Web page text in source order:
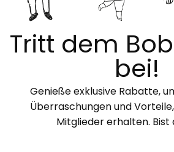
Tritt dem
bei!
Genieße exklusive Rabatte,
Überraschungen und
Mitglieder erhalten. Bist